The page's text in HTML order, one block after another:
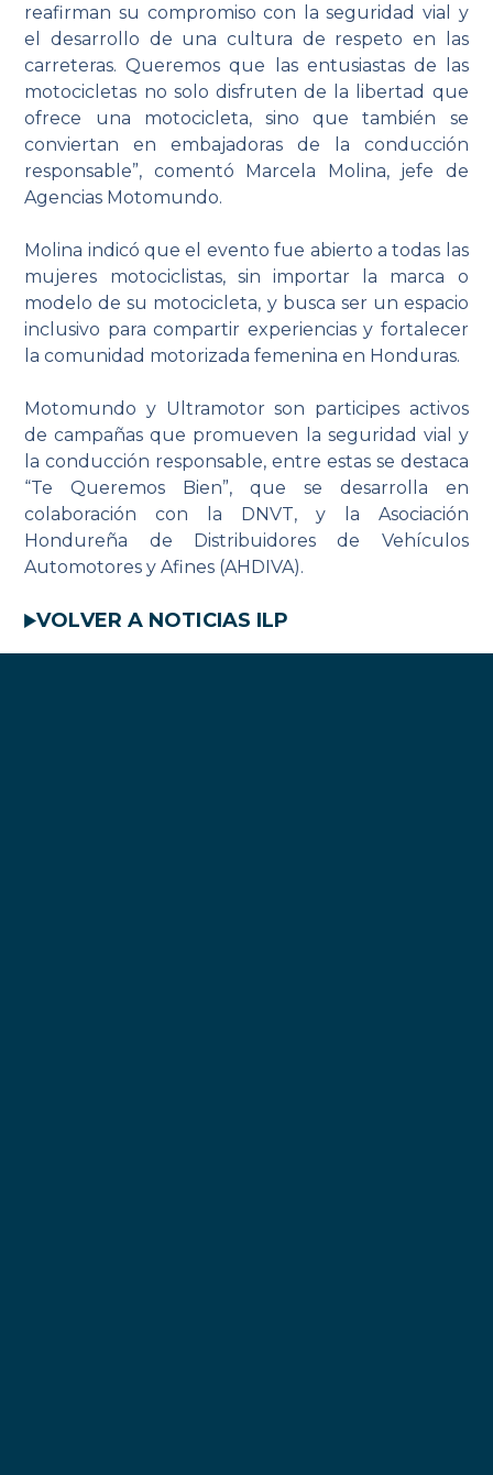
reafirman su compromiso con la seguridad vial y
el desarrollo de una cultura de respeto en las
carreteras. Queremos que las entusiastas de las
motocicletas no solo disfruten de la libertad que
ofrece una motocicleta, sino que también se
conviertan en embajadoras de la conducción
responsable”, comentó Marcela Molina, jefe de
Agencias Motomundo.
Molina indicó que el evento fue abierto a todas las
mujeres motociclistas, sin importar la marca o
modelo de su motocicleta, y busca ser un espacio
inclusivo para compartir experiencias y fortalecer
la comunidad motorizada femenina en Honduras.
Motomundo y Ultramotor son participes activos
de campañas que promueven la seguridad vial y
la conducción responsable, entre estas se destaca
“Te Queremos Bien”, que se desarrolla en
colaboración con la DNVT, y la Asociación
Hondureña de Distribuidores de Vehículos
Automotores y Afines (AHDIVA).
VOLVER A NOTICIAS ILP